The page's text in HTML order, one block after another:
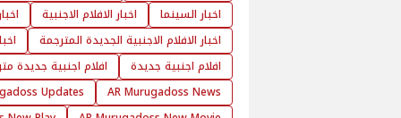
اخبار السينما
اخبار الافلام الاجنبية
اخبار الافلام الاجنبية الجديدة المترجمة
افلام اجنبية جديدة
افلام اجنبية جديدة
AR Murugadoss News
Updates